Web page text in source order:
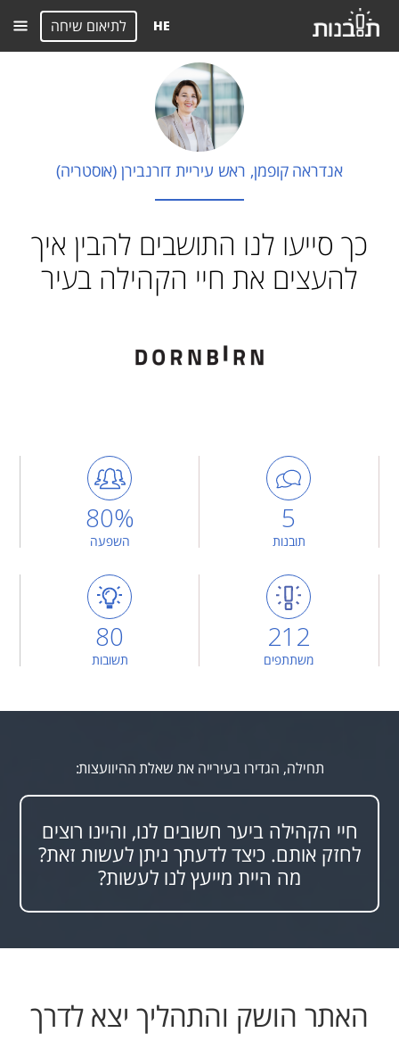
HE לתיאום שיחה
אנדראה קופמן, ראש עיריית דורנבירן (אוסטריה)
כך סייעו לנו התושבים להבין איך
להעצים את חיי הקהילה בעיר
80%
השפעה
5
תובנות
80
תשובות
212
משתתפים
תחילה, הגדירו בעירייה את שאלת ההיוועצות:
חיי הקהילה ביער חשובים לנו, והיינו רוצים
לחזק אותם. כיצד לדעתך ניתן לעשות זאת?
מה היית מייעץ לנו לעשות?
האתר הושק והתהליך יצא לדרך